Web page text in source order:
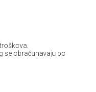
se obračunavaju po